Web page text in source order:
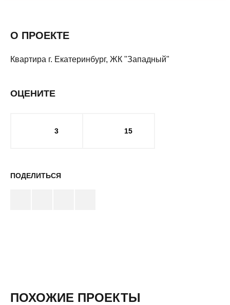
О ПРОЕКТЕ
Квартира г. Екатеринбург, ЖК "Западный"
ОЦЕНИТЕ
3 15
ПОДЕЛИТЬСЯ
ПОХОЖИЕ ПРОЕКТЫ